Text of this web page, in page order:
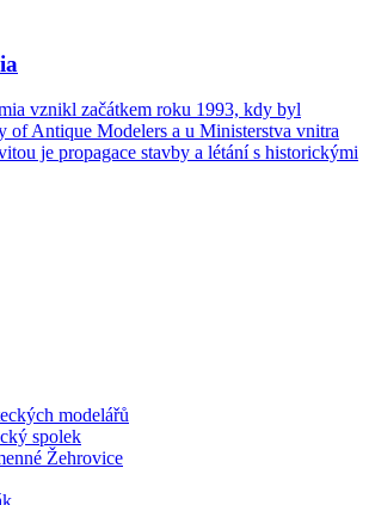
vznikl začátkem roku 1993, kdy byl
of Antique Modelers a u Ministerstva vnitra
je propagace stavby a létání s historickými
modelářů
spolek
Žehrovice